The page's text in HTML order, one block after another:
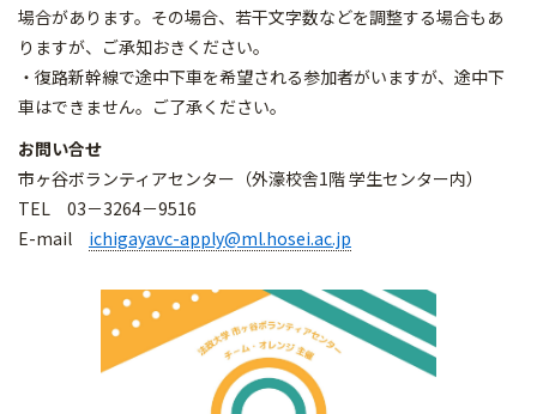
場合があります。その場合、若干文字数などを調整する場合もあ
りますが、ご承知おきください。
・復路新幹線で途中下車を希望される参加者がいますが、途中下
車はできません。ご了承ください。
お問い合せ
市ヶ谷ボランティアセンター（外濠校舎1階 学生センター内）
TEL 03－3264－9516
E-mail ichigayavc-apply@ml.hosei.ac.jp